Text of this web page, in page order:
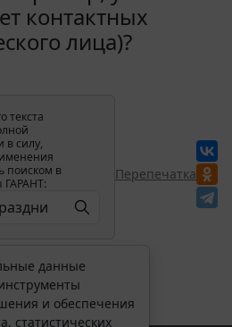
контактных
лица)?
текста
в силу,
поиском в
ГАРАНТ:
Перепечатка
данные
и обеспечения
статистических